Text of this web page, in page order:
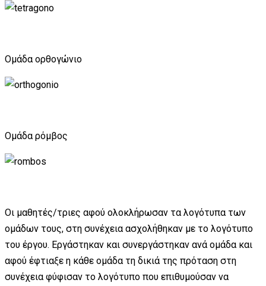
Ομάδα ορθογώνιο
Ομάδα ρόμβος
Οι μαθητές/τριες αφού ολοκλήρωσαν τα λογότυπα των
ομάδων τους, στη συνέχεια ασχολήθηκαν με το λογότυπο
του έργου. Εργάστηκαν και συνεργάστηκαν ανά ομάδα και
αφού έφτιαξε η κάθε ομάδα τη δικιά της πρόταση στη
συνέχεια φύφισαν το λογότυπο που επιθυμούσαν να